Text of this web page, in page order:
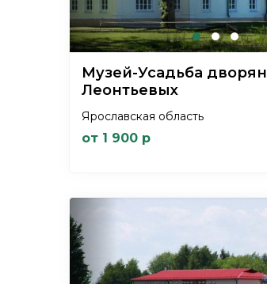
Музей-Усадьба дворян
Леонтьевых
Ярославская область
от 1 900 р